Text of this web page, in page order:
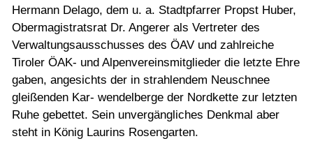
Hermann Delago, dem u. a. Stadtpfarrer Propst Huber,
Obermagistratsrat Dr. Angerer als Vertreter des
Verwaltungsausschusses des ÖAV und zahlreiche
Tiroler ÖAK- und Alpenvereinsmitglieder die letzte Ehre
gaben, angesichts der in strahlendem Neuschnee
gleißenden Kar- wendelberge der Nordkette zur letzten
Ruhe gebettet. Sein unvergängliches Denkmal aber
steht in König Laurins Rosengarten.